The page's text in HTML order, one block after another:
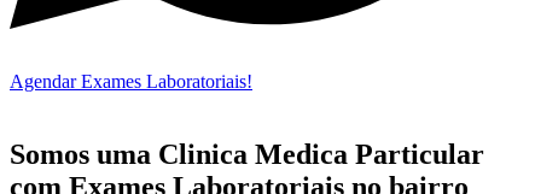
Agendar Exames Laboratoriais!
Somos uma Clinica Medica Particular
com Exames Laboratoriais no bairro